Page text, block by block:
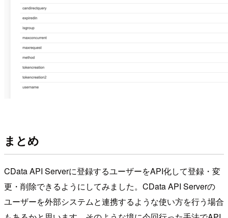
まとめ
CData API Serverに登録するユーザーをAPI化して登録・変
更・削除できるようにしてみました。CData API Serverの
ユーザーを外部システムと連携するような使い方を行う場合